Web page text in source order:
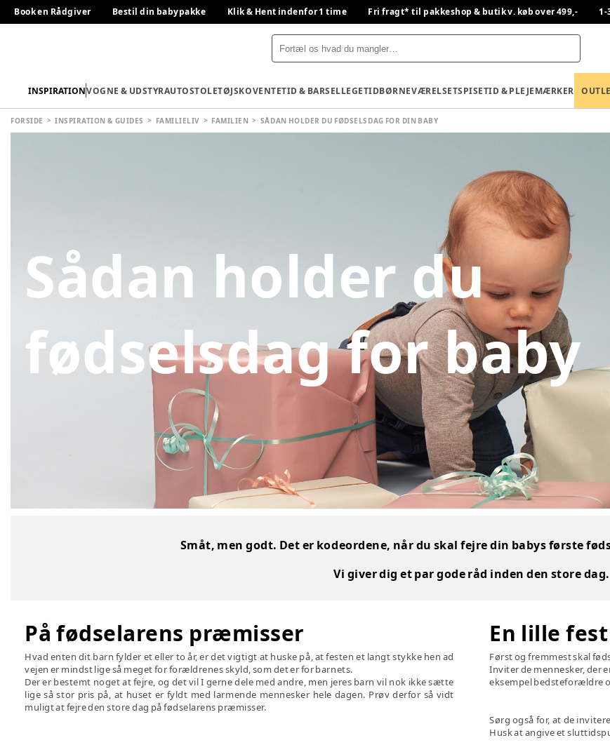
Book en Rådgiver Bestil din babypakke Klik & Hent indenfor 1 time Fri fragt* til pakkeshop & butik v. køb over 499,- 1-
INSPIRATIONVOGNE & UDSTYRAUTOSTOLETØJSKOVENTETID & BARSELLEGETIDBØRNEVÆRELSETSPISETID & PLEJEMÆRKER
FORSIDE INSPIRATION & GUIDES FAMILIELIV FAMILIEN SÅDAN HOLDER DU FØDSELSDAG FOR DIN BABY
Sådan holder du
fødselsdag for baby
Småt, men godt. Det er kodeordene, når du skal fejre din babys første
Vi giver dig et par gode råd inden den store dag.
På fødselarens præmisser
Hvad enten dit barn fylder et eller to år, er det vigtigt at huske på, at festen et langt stykke hen ad
vejen er mindst lige så meget for forældrenes skyld, som det er for barnets.
Der er bestemt noget at fejre, og det vil I gerne dele med andre, men jeres barn vil nok ikke sætte
lige så stor pris på, at huset er fyldt med larmende mennesker hele dagen. Prøv derfor så vidt
muligt at fejre den store dag på fødselarens præmisser.
En lille
Først og fremmest skal
Inviter de mennesker, der
eksempel bedsteforældre
Sørg også for, at de
Husk at angive et